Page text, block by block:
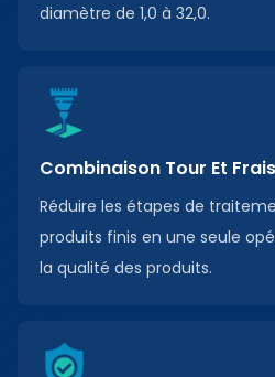
diamètre de 1,0 à 32,0.
Combinaison Tour Et
Réduire les étapes de
produits finis en une seule
la qualité des produits.